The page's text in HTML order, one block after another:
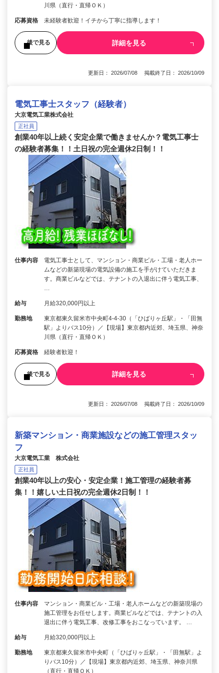
川県（直行・直帰ＯＫ）
応募資格 未経験者歓迎！イチから丁寧に指導します！
後で見る 詳細を見る
更新日： 2026/07/08 掲載終了日： 2026/10/09
電気工事士スタッフ（経験者）
大京電気工業株式会社
正社員
創業40年以上続く安定企業で働きませんか？電気工事士
の経験者募集！！土日祝の完全週休2日制！！
仕事内容
電気工事士として、マンション・商業ビル・工場・老人ホー
ムなどの新築現場の電気設備の施工を手がけていただきま
す。商業ビルなどでは、テナントの入退出に伴う電気工事、
給与 月給320,000円以上
勤務地
東京都東久留米市中央町4-4-30（「ひばりヶ丘駅」・「田無
駅」よりバス10分）／【現場】東京都内近郊、埼玉県、神奈
川県（直行・直帰ＯＫ）
応募資格 経験者歓迎！
後で見る 詳細を見る
更新日： 2026/07/08 掲載終了日： 2026/10/09
新築マンション・商業施設などの施工管理スタッ
フ
大京電気工業 株式会社
正社員
創業40年以上の安心・安定企業！施工管理の経験者募
集！！嬉しい土日祝の完全週休2日制！！
仕事内容
マンション・商業ビル・工場・老人ホームなどの新築現場の
施工管理をお任せします。商業ビルなどでは、テナントの入
退出に伴う電気工事、改修工事をおこなっています。 …
給与 月給320,000円以上
勤務地
東京都東久留米市中央町（「ひばりヶ丘駅」・「田無駅」よ
りバス10分）／【現場】東京都内近郊、埼玉県、神奈川県
（直行・直帰ＯＫ）